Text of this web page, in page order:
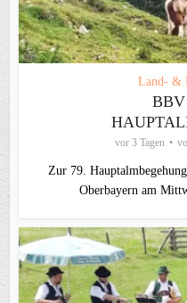
Land- &
BBV
vor 3 Tagen
Zur 79.
Oberbayern am